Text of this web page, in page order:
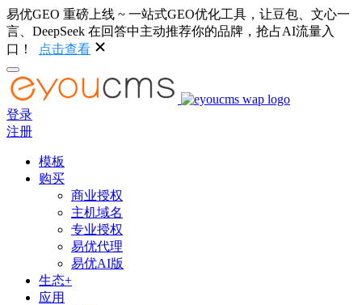
易优GEO 重磅上线 ~ 一站式GEO优化工具，让豆包、文心一
言、DeepSeek 在回答中主动推荐你的品牌，抢占AI流量入
口！
点击查看
登录
注册
模板
购买
商业授权
主机域名
专业授权
易优代理
易优AI版
生态+
应用